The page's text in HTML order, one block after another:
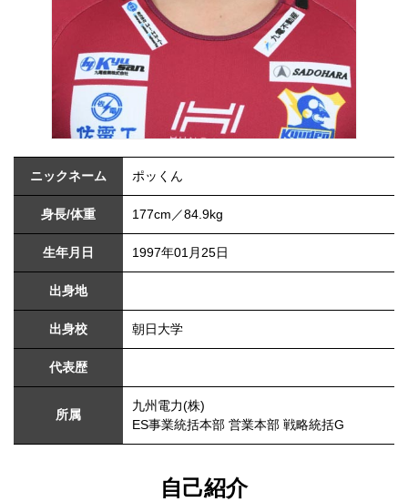
ニックネーム ポッくん
身長/体重 177cm／84.9kg
生年月日 1997年01月25日
出身地
出身校 朝日大学
代表歴
所属
九州電力(株)
ES事業統括本部 営業本部 戦略統括G
自己紹介